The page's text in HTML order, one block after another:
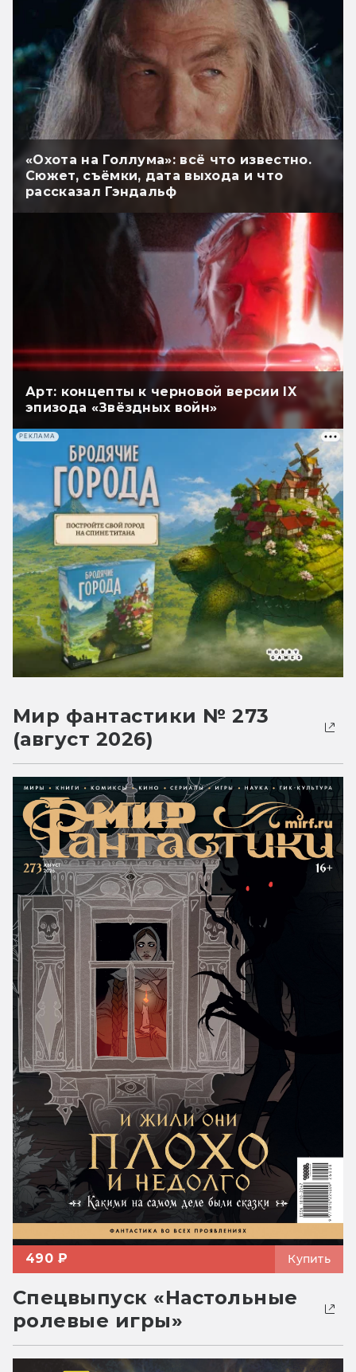
«Охота на Голлума»: всё что известно.
Сюжет, съёмки, дата выхода и что
рассказал Гэндальф
Арт: концепты к черновой версии IX
эпизода «Звёздных войн»
РЕКЛАМА
Мир фантастики № 273
(август 2026)
490 ₽ Купить
Спецвыпуск «Настольные
ролевые игры»